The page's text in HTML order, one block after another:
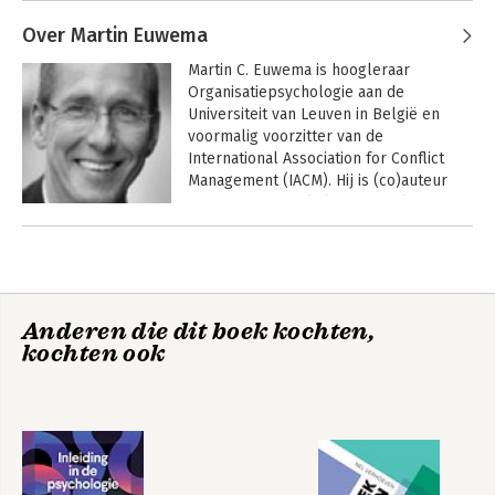
MH17. Als trainer en adviseur werkt zij
politieonderhandelaars. Voor het
effectief en vakkundig verbinden van
theorie en praktijk ontving Ellen de
IACM Rubin Award.
Managers
werk
Over Martin Euwema
Martin C. Euwema is hoogleraar
Organisatiepsychologie aan de
Universiteit van Leuven in België en
voormalig voorzitter van de
International Association for Conflict
Management (IACM). Hij is (co)auteur
actief als adviseur, mediator, coach en
met Deloitte rond conflicten in
familiebedrijven.
Anderen die dit boek kochten,
kochten ook